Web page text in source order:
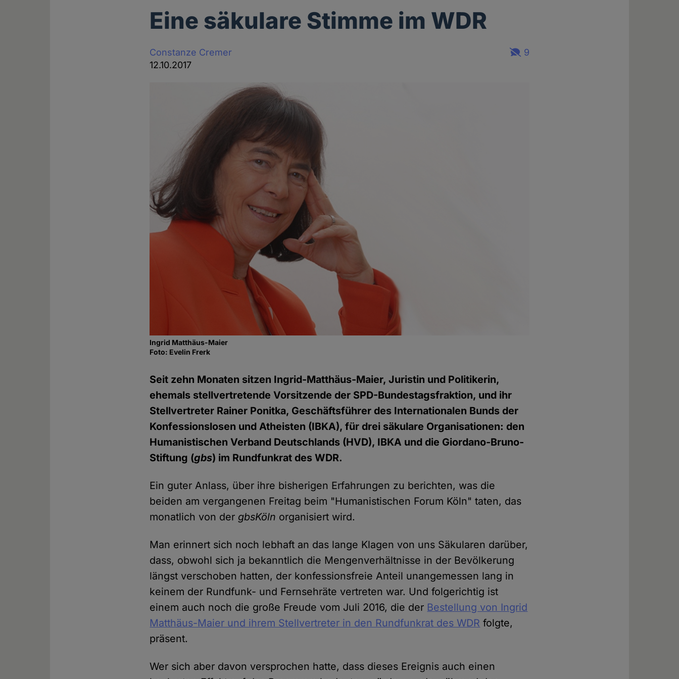
Eine säkulare Stimme im WDR
Constanze Cremer
12.10.2017
9
Ingrid Matthäus-Maier
Foto: Evelin Frerk
Seit zehn Monaten sitzen Ingrid-Matthäus-Maier, Juristin und Politikerin,
ehemals stellvertretende Vorsitzende der SPD-Bundestagsfraktion, und ihr
Stellvertreter Rainer Ponitka, Geschäftsführer des Internationalen Bunds der
Konfessionslosen und Atheisten (IBKA), für drei säkulare Organisationen: den
Humanistischen Verband Deutschlands (HVD), IBKA und die Giordano-Bruno-
Stiftung (gbs) im Rundfunkrat des WDR.
Ein guter Anlass, über ihre bisherigen Erfahrungen zu berichten, was die
beiden am vergangenen Freitag beim "Humanistischen Forum Köln" taten, das
monatlich von der gbsKöln organisiert wird.
Man erinnert sich noch lebhaft an das lange Klagen von uns Säkularen darüber,
dass, obwohl sich ja bekanntlich die Mengenverhältnisse in der Bevölkerung
längst verschoben hatten, der konfessionsfreie Anteil unangemessen lang in
keinem der Rundfunk- und Fernsehräte vertreten war. Und folgerichtig ist
einem auch noch die große Freude vom Juli 2016, die der Bestellung von Ingrid
Matthäus-Maier und ihrem Stellvertreter in den Rundfunkrat des WDR folgte,
präsent.
Wer sich aber davon versprochen hatte, dass dieses Ereignis auch einen